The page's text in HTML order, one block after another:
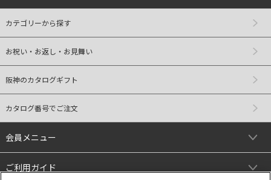
カテゴリーから探す
お祝い・お返し・お見舞い
阪神のカタログギフト
カタログ番号でご注文
会員メニュー
ご利用ガイド